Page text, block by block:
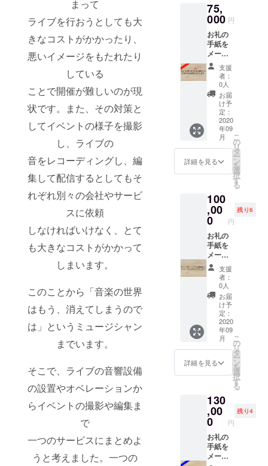
まって
ライブを行おうとしても大
きなコストがかかったり、
悪いイメージをもたれたり
している
ことで開催が難しいのが現
状です。また、その対策と
してイベントの様子を撮影
し、ライブの
音をレコーディングし、編
集して配信するとしてもそ
れぞれ別々の会社やサービ
スに依頼
しなければいけなく、とて
も大きなコストがかかって
しまいます。
このことから「音楽の世界
はもう、消えてしまうので
は」というミュージシャン
までいます。
そこで、ライブの音響設備
の設置やオベレーションか
らイベントの撮影や編集ま
で
一つのサービスにまとめよ
うと考えました。一つの
しま
す！
（１度
のみ）
（サー
ビスは
関東エ
リアで
行いま
す。）
また、
プロ
ジェク
トの今
後の予
定や計
画、さ
伝えす
るイベ
ントに
招待し
ます。
９月頃
に開催
予定で
す。
75,
000 円
お礼の
手紙を
メール
にてお
送りし
ます！
サービ
スを利
用する
時に３
０%割
引で利
用でき
る券を
３つお
（サー
ビスは
関東エ
リアで
行いま
す。）
また、
プロ
ジェク
トの今
後の予
定や計
画、さ
らなる
詳細な
どをお
伝えす
るイベ
ントに
９月頃
に開催
予定で
す。
支援
者：
0人
お届
け予
定：
2020
年09
月
詳細を見る
こ
の
リ
タ
ー
ン
を
選
択
す
る
100
,00
0 円
残り6
お礼の
手紙を
メール
でお送
りしま
す！ 私
たちの
サービ
スを１
度ご利
用でき
る券を
お送り
しま
す。
関東エ
リアで
行いま
す。）
また、
プロ
ジェク
支援
者：
0人
お届
け予
定：
2020
年09
月
詳細を見る
こ
の
リ
タ
ー
ン
を
選
択
す
る
130
,00
0 円
残り4
お礼の
手紙を
メール